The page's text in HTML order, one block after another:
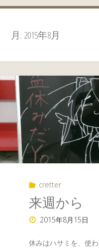
プ
月: 2015年8月
cretter
来週から
2015年8月15日
休みはハサミを、使